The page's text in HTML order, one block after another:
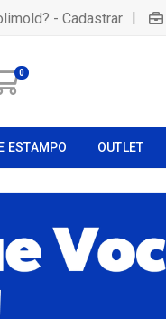
- Cadastrar |
0
ESTAMPO OUTLET